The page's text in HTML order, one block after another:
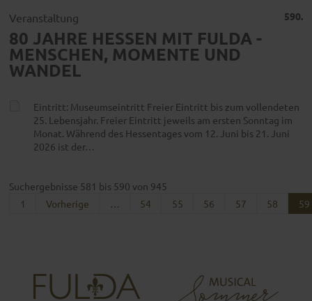
Veranstaltung
80 JAHRE HESSEN MIT FULDA -
MENSCHEN, MOMENTE UND
WANDEL
590.
Eintritt: Museumseintritt Freier Eintritt bis zum vollendeten
25. Lebensjahr. Freier Eintritt jeweils am ersten Sonntag im
Monat. Während des Hessentages vom 12. Juni bis 21. Juni
2026 ist der…
Suchergebnisse 581 bis 590 von 945
1
Vorherige 54 55 56 57 58 59